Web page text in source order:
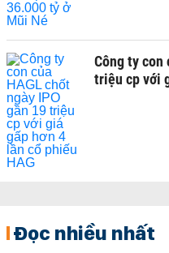
Công ty con
triệu cp với
Đọc nhiều nhất